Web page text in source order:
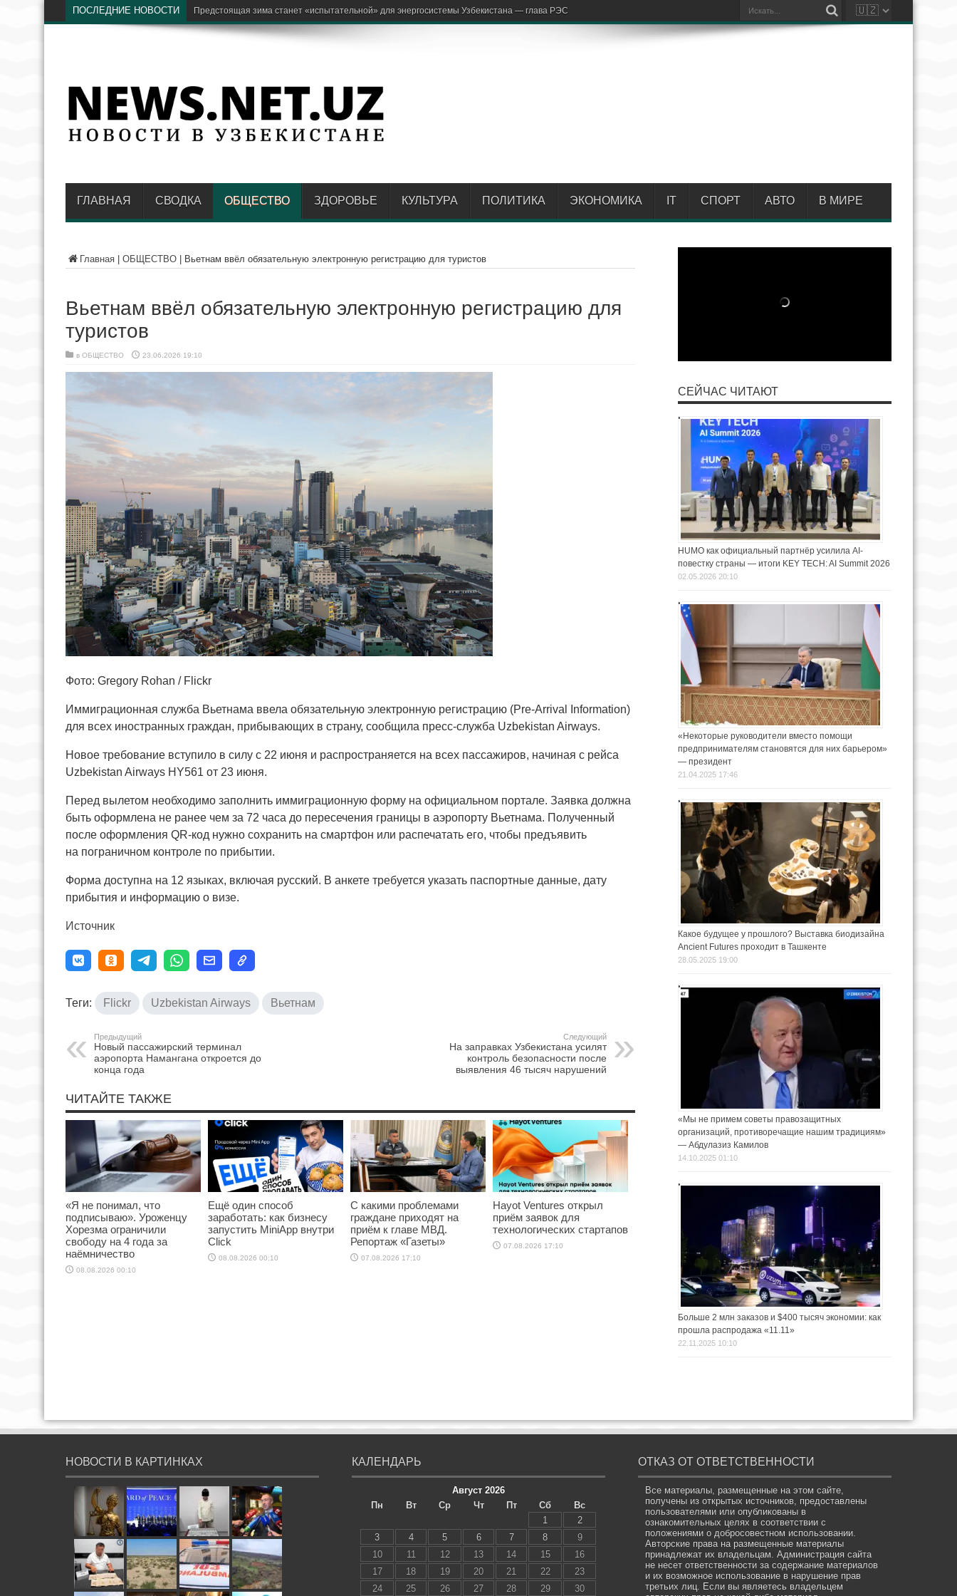
ПОСЛЕДНИЕ НОВОСТИ
ГЛАВНАЯ СВОДКА ОБЩЕСТВО ЗДОРОВЬЕ КУЛЬТУРА ПОЛИТИКА ЭКОНОМИКА IT СПОРТ АВТО В МИРЕ
Главная ОБЩЕСТВО Вьетнам ввёл обязательную электронную регистрацию для туристов
Вьетнам ввёл обязательную электронную регистрацию для
туристов
в ОБЩЕСТВО 23.06.2026 19:10
Фото: Gregory Rohan / Flickr
Иммиграционная служба Вьетнама ввела обязательную электронную регистрацию (Pre-Arrival Information)
для всех иностранных граждан, прибывающих в страну, сообщила пресс-служба Uzbekistan Airways.
Новое требование вступило в силу с 22 июня и распространяется на всех пассажиров, начиная с рейса
Uzbekistan Airways HY561 от 23 июня.
Перед вылетом необходимо заполнить иммиграционную форму на официальном портале. Заявка должна
быть оформлена не ранее чем за 72 часа до пересечения границы в аэропорту Вьетнама. Полученный
после оформления QR-код нужно сохранить на смартфон или распечатать его, чтобы предъявить
на пограничном контроле по прибытии.
Форма доступна на 12 языках, включая русский. В анкете требуется указать паспортные данные, дату
прибытия и информацию о визе.
Источник
Теги: Flickr Uzbekistan Airways Вьетнам
Предыдущий
Новый пассажирский терминал
аэропорта Намангана откроется до
конца года
Следующий
На заправках Узбекистана усилят
контроль безопасности после
выявления 46 тысяч нарушений
ЧИТАЙТЕ ТАКЖЕ
«Я не понимал, что
подписываю». Уроженцу
Хорезма ограничили
свободу на 4 года за
наёмничество
08.08.2026 00:10
Ещё один способ
заработать: как бизнесу
запустить MiniApp внутри
Click
08.08.2026 00:10
С какими проблемами
граждане приходят на
приём к главе МВД.
Репортаж «Газеты»
07.08.2026 17:10
Hayot Ventures открыл
приём заявок для
технологических стартапов
07.08.2026 17:10
СЕЙЧАС ЧИТАЮТ
HUMO как официальный партнёр усилила AI-
повестку страны — итоги KEY TECH: AI Summit 2026
02.05.2026 20:10
«Некоторые руководители вместо помощи
предпринимателям становятся для них барьером»
— президент
21.04.2025 17:46
Какое будущее у прошлого? Выставка биодизайна
Ancient Futures проходит в Ташкенте
28.05.2025 19:00
«Мы не примем советы правозащитных
организаций, противоречащие нашим традициям»
— Абдулазиз Камилов
14.10.2025 01:10
Больше 2 млн заказов и $400 тысяч экономии: как
прошла распродажа «11.11»
22.11.2025 10:10
НОВОСТИ В КАРТИНКАХ КАЛЕНДАРЬ
Август 2026
Пн
Вт Ср Чт Пт Сб
Вс
1
2
3
4 5 6 7 8
9
10
11 12 13 14 15
16
17
18 19 20 21 22
23
24
25 26 27 28 29 30
ОТКАЗ ОТ ОТВЕТСТВЕННОСТИ
Все материалы, размещенные на этом сайте,
получены из открытых источников, предоставлены
пользователями или опубликованы в
ознакомительных целях в соответствии с
положениями о добросовестном использовании.
Авторские права на размещенные материалы
принадлежат их владельцам. Администрация сайта
не несет ответственности за содержание материалов
и их возможное использование в нарушение прав
третьих лиц. Если вы являетесь владельцем